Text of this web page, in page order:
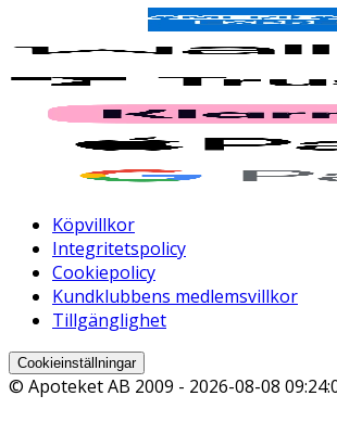
Köpvillkor
Integritetspolicy
Cookiepolicy
Kundklubbens medlemsvillkor
Tillgänglighet
Cookieinställningar
© Apoteket AB 2009 - 2026-08-08